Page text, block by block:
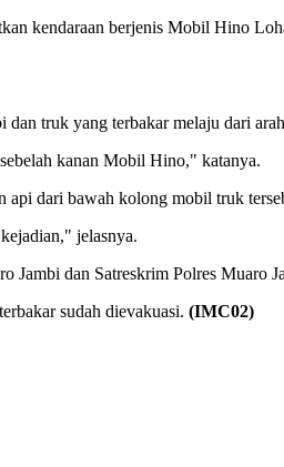
kendaraan berjenis Mobil Hino
truk yang terbakar melaju dari
kanan Mobil Hino," katanya.
api dari bawah kolong mobil truk
jelasnya.
Jambi dan Satreskrim Polres Muaro
sudah dievakuasi. (IMC02)